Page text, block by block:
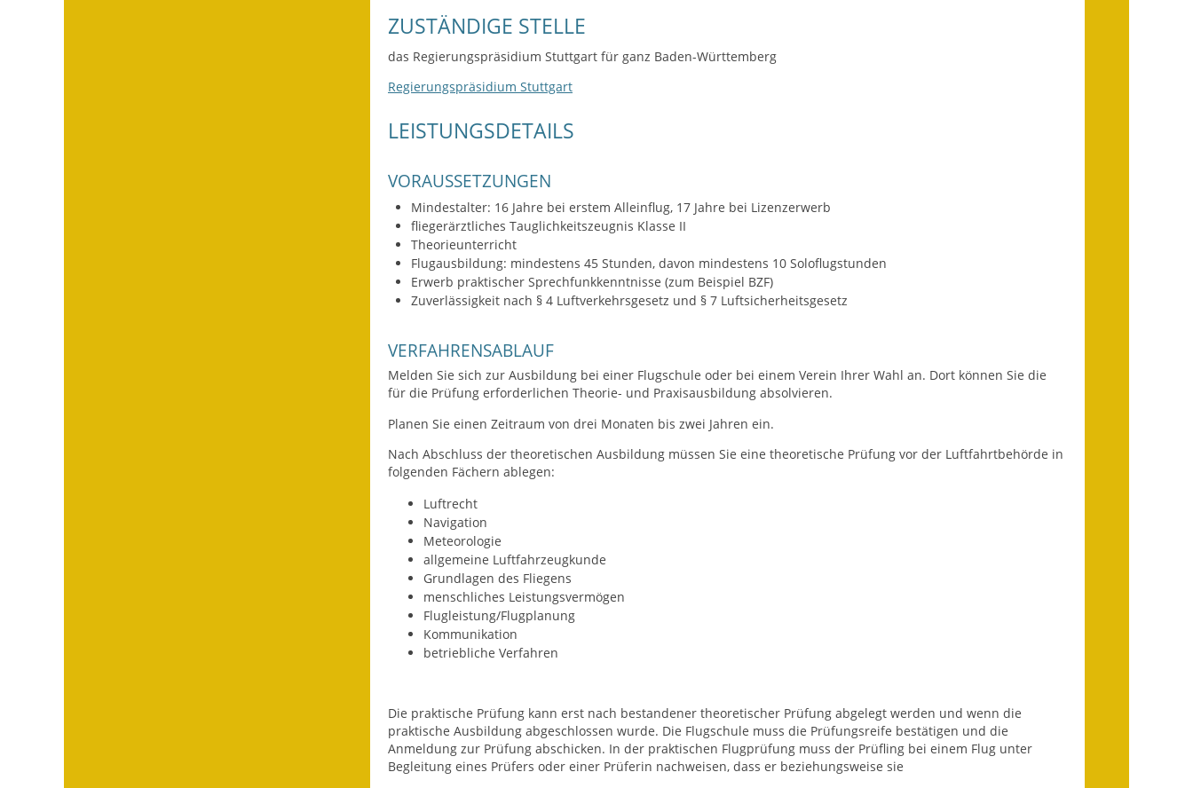
Rathaus
Dienstleistungen
Sitzungsberichte 2018
Sitzungsberichte 2019
ZUSTÄNDIGE STELLE
das Regierungspräsidium Stuttgart für ganz Baden-Württemberg
Regierungspräsidium Stuttgart
LEISTUNGSDETAILS
VORAUSSETZUNGEN
Mindestalter: 16 Jahre bei erstem Alleinflug, 17 Jahre bei Lizenzerwerb
fliegerärztliches Tauglichkeitszeugnis Klasse II
Theorieunterricht
Flugausbildung: mindestens 45 Stunden, davon mindestens 10 Soloflugstunden
Erwerb praktischer Sprechfunkkenntnisse (zum Beispiel BZF)
Zuverlässigkeit nach § 4 Luftverkehrsgesetz und § 7 Luftsicherheitsgesetz
VERFAHRENSABLAUF
Melden Sie sich zur Ausbildung bei einer Flugschule oder bei einem Verein Ihrer Wahl an. Dort können Sie die
für die Prüfung erforderlichen Theorie- und Praxisausbildung absolvieren.
Planen Sie einen Zeitraum von drei Monaten bis zwei Jahren ein.
Nach Abschluss der theoretischen Ausbildung müssen Sie eine theoretische Prüfung vor der Luftfahrtbehörde in
folgenden Fächern ablegen:
Luftrecht
Navigation
Meteorologie
allgemeine Luftfahrzeugkunde
Grundlagen des Fliegens
menschliches Leistungsvermögen
Flugleistung/Flugplanung
Kommunikation
betriebliche Verfahren
Die praktische Prüfung kann erst nach bestandener theoretischer Prüfung abgelegt werden und wenn die
praktische Ausbildung abgeschlossen wurde. Die Flugschule muss die Prüfungsreife bestätigen und die
Anmeldung zur Prüfung abschicken. In der praktischen Flugprüfung muss der Prüfling bei einem Flug unter
Begleitung eines Prüfers oder einer Prüferin nachweisen, dass er beziehungsweise sie